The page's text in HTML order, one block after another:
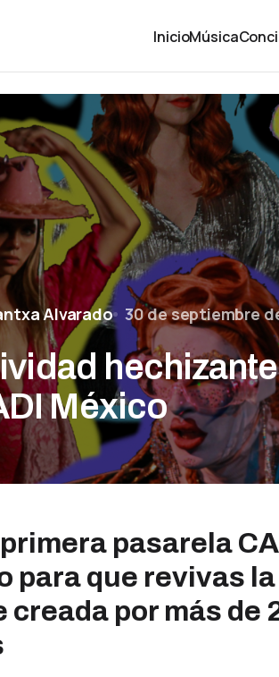
InicioMúsica
Alvarado 30 de septiembre
México
pasarela
para que revivas
creada por más de